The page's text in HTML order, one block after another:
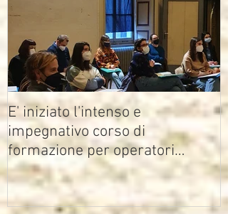
E' iniziato l'intenso e
impegnativo corso di
formazione per operatori
multimediali Avisco